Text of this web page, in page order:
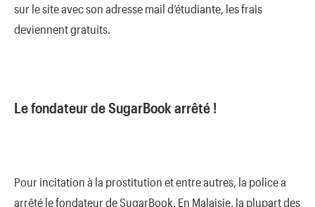
sur le site avec son adresse mail d’étudiante, les frais
deviennent gratuits.
Le fondateur de SugarBook arrêté !
Pour incitation à la prostitution et entre autres, la police a
arrêté le fondateur de SugarBook. En Malaisie, la plupart des